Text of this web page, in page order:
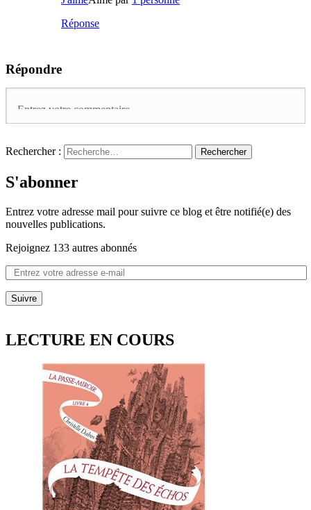
Réponse
Répondre
Rechercher :
S'abonner
Entrez votre adresse mail pour suivre ce blog et être notifié(e) des
nouvelles publications.
Rejoignez 133 autres abonnés
Suivre
LECTURE EN COURS